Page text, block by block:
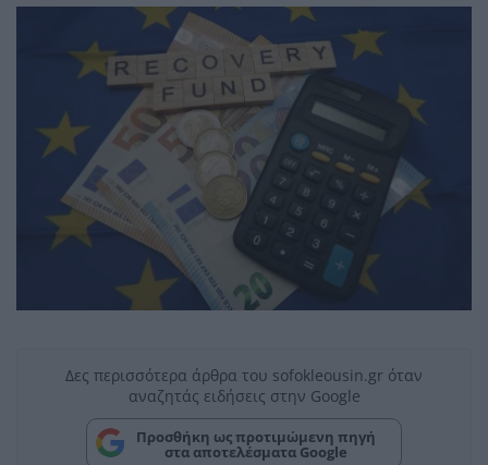
Δες περισσότερα άρθρα του sofokleousin.gr όταν
αναζητάς ειδήσεις στην Google
Προσθήκη ως προτιμώμενη πηγή
στα αποτελέσματα Google